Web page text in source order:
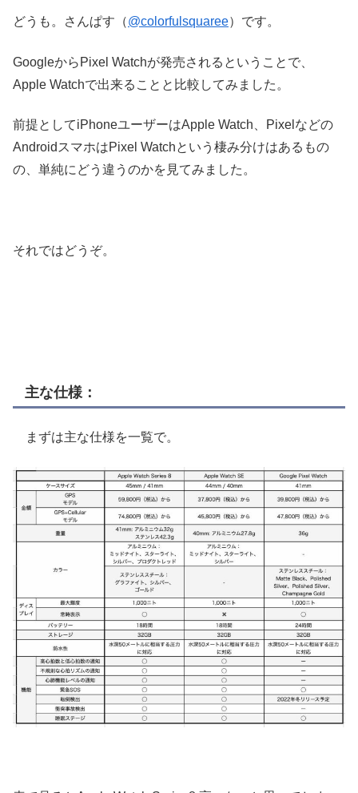
どうも。さんぱす（@colorfulsquaree）です。
GoogleからPixel Watchが発売されるということで、
Apple Watchで出来ることと比較してみました。
前提としてiPhoneユーザーはApple Watch、Pixelなどの
AndroidスマホはPixel Watchという棲み分けはあるもの
の、単純にどう違うのかを見てみました。
それではどうぞ。
主な仕様：
まずは主な仕様を一覧で。